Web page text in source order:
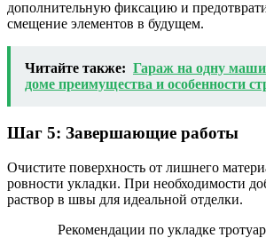
дополнительную фиксацию и
смещение элементов в будущем.
Читайте также: Гараж на одну
доме преимущества и особенности
Шаг 5: Завершающие работы
Очистите поверхность от лишнего
ровности укладки. При необходимости
раствор в швы для идеальной отделки.
Рекомендации по укладке